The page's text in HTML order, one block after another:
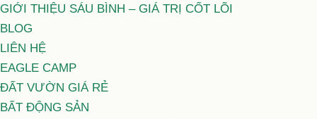
GIỚI THIỆU SÁU BÌNH – GIÁ TRỊ CỐT LÕI
BLOG
LIÊN HỆ
EAGLE CAMP
ĐẤT VƯỜN GIÁ RẺ
BẤT ĐỘNG SẢN